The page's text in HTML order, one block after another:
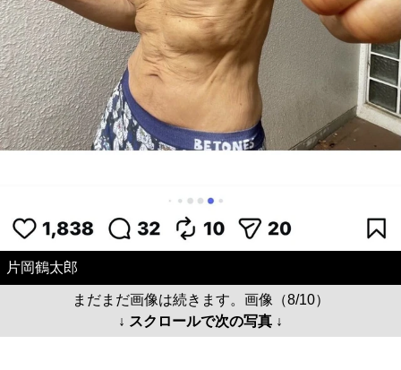
片岡鶴太郎
まだまだ画像は続きます。画像（8/10）
↓ スクロールで次の写真 ↓